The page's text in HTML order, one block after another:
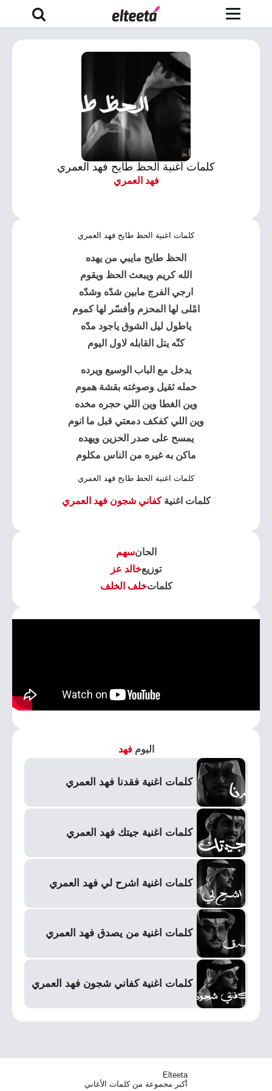
كلمات اغنية الحظ طايح فهد العمري
فهد العمري
كلمات اغنية الحظ طايح فهد العمري
الحظ طايح مايبي من يهده
الله كريم ويبعث الحظ ويقوم
ارجي الفرج مابين شدّه وشدّه
امْلى لها المحزم وأفسّر لها كموم
ياطول ليل الشوق ياجود مدّه
كنّه يتل القابله لاول اليوم
يدخل مع الباب الوسيع ويرده
حمله ثقيل وصوغته بقشة هموم
وين الغطا وين اللي حجره مخده
وين اللي كفكف دمعتي قبل ما انوم
يمسح على صدر الحزين ويهده
ماكن به غيره من الناس مكلوم
كلمات اغنية الحظ طايح فهد العمري
كلمات اغنيةكفاني شجون فهد العمري
الحانسهم
توزيعخالد عز
كلماتخلف الخلف
البومفهد
كلمات اغنية فقدنا فهد العمري
كلمات اغنية جيتك فهد العمري
كلمات اغنية اشرح لي فهد العمري
كلمات اغنية من يصدق فهد العمري
كلمات اغنية كفاني شجون فهد العمري
Elteeta
أكبر مجموعة من كلمات الأغاني